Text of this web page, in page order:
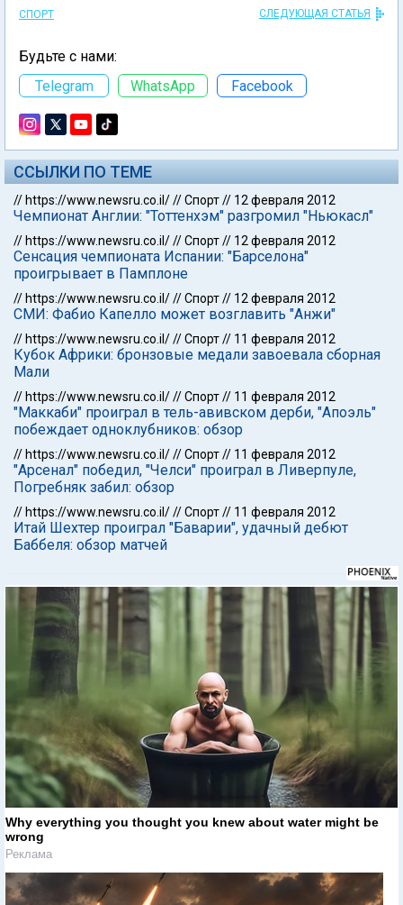
СПОРТ СЛЕДУЮЩАЯ СТАТЬЯ
Будьте с нами:
Telegram
WhatsApp Facebook
ССЫЛКИ ПО ТЕМЕ
// https://www.newsru.co.il///Спорт// 12 февраля 2012
Чемпионат Англии: "Тоттенхэм" разгромил "Ньюкасл"
// https://www.newsru.co.il///Спорт// 12 февраля 2012
Сенсация чемпионата Испании: "Барселона"
проигрывает в Памплоне
// https://www.newsru.co.il///Спорт// 12 февраля 2012
СМИ: Фабио Капелло может возглавить "Анжи"
// https://www.newsru.co.il///Спорт// 11 февраля 2012
Кубок Африки: бронзовые медали завоевала сборная
Мали
// https://www.newsru.co.il///Спорт// 11 февраля 2012
"Маккаби" проиграл в тель-авивском дерби, "Апоэль"
побеждает одноклубников: обзор
// https://www.newsru.co.il///Спорт// 11 февраля 2012
"Арсенал" победил, "Челси" проиграл в Ливерпуле,
Погребняк забил: обзор
// https://www.newsru.co.il///Спорт// 11 февраля 2012
Итай Шехтер проиграл "Баварии", удачный дебют
Баббеля: обзор матчей
Why everything you thought you knew about water might be
wrong
Реклама